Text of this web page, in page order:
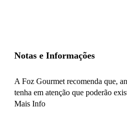
Notas e Informações
A Foz Gourmet recomenda que,
tenha em atenção que poderão
Mais Info